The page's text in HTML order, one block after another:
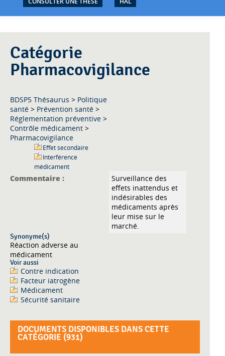
Catégorie
Pharmacovigilance
BDSP5 Thésaurus > Politique
santé > Prévention santé >
Réglementation préventive >
Contrôle médicament >
Pharmacovigilance
Effet secondaire
Interférence
médicament
Commentaire :
Surveillance des
effets inattendus et
indésirables des
médicaments après
leur mise sur le
marché.
Synonyme(s)
Réaction adverse au
médicament
Voir aussi
Contre indication
Facteur iatrogène
Médicament
Sécurité sanitaire
DOCUMENTS DISPONIBLES DANS CETTE
CATÉGORIE (931)